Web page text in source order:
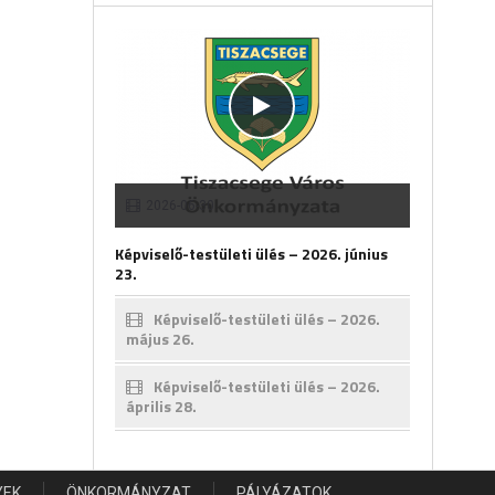
Képviselő-testületi ülés – 2026. június
23.
Képviselő-testületi ülés – 2026.
május 26.
Képviselő-testületi ülés – 2026.
április 28.